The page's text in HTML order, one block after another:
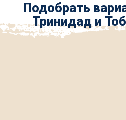
Подобрать
Тринидад и